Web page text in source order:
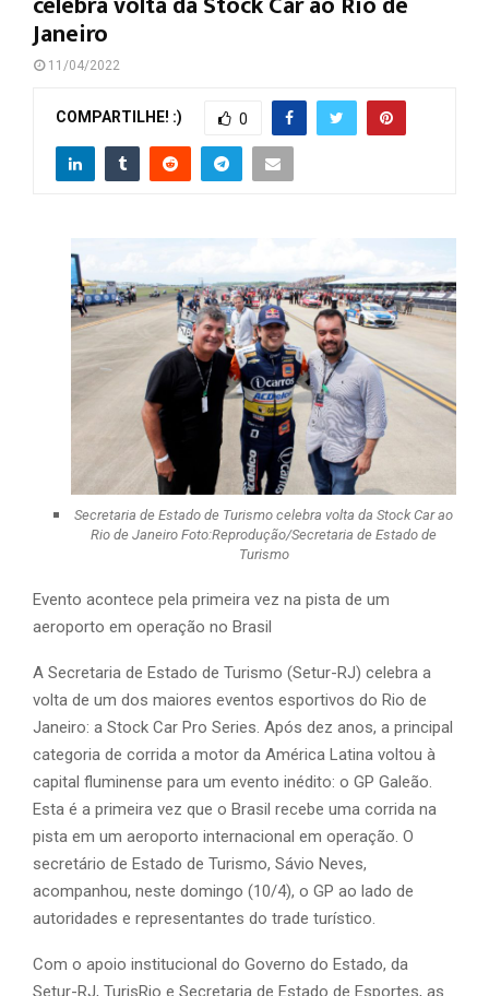
Janeiro
11/04/2022
COMPARTILHE! :) 0
Secretaria de Estado de Turismo celebra volta da Stock Car ao
Rio de Janeiro Foto:Reprodução/Secretaria de Estado de
Turismo
Evento acontece pela primeira vez na pista de um
aeroporto em operação no Brasil
A Secretaria de Estado de Turismo (Setur-RJ) celebra a
volta de um dos maiores eventos esportivos do Rio de
Janeiro: a Stock Car Pro Series. Após dez anos, a principal
categoria de corrida a motor da América Latina voltou à
capital fluminense para um evento inédito: o GP Galeão.
Esta é a primeira vez que o Brasil recebe uma corrida na
pista em um aeroporto internacional em operação. O
secretário de Estado de Turismo, Sávio Neves,
acompanhou, neste domingo (10/4), o GP ao lado de
autoridades e representantes do trade turístico.
Com o apoio institucional do Governo do Estado, da
Setur-RJ, TurisRio e Secretaria de Estado de Esportes, as